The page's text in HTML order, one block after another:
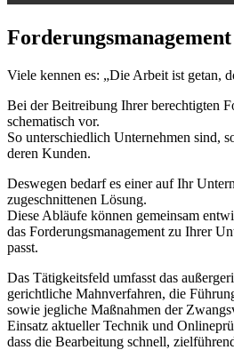
Forderungsmanagement
Viele kennen es: „Die Arbeit ist getan,
Bei der Beitreibung Ihrer berechtigten
schematisch vor.
So unterschiedlich Unternehmen sind,
deren Kunden.
Deswegen bedarf es einer auf Ihr
zugeschnittenen Lösung.
Diese Abläufe können gemeinsam
das Forderungsmanagement zu Ihrer
passt.
Das Tätigkeitsfeld umfasst das
gerichtliche Mahnverfahren, die
sowie jegliche Maßnahmen der
Einsatz aktueller Technik und
dass die Bearbeitung schnell,